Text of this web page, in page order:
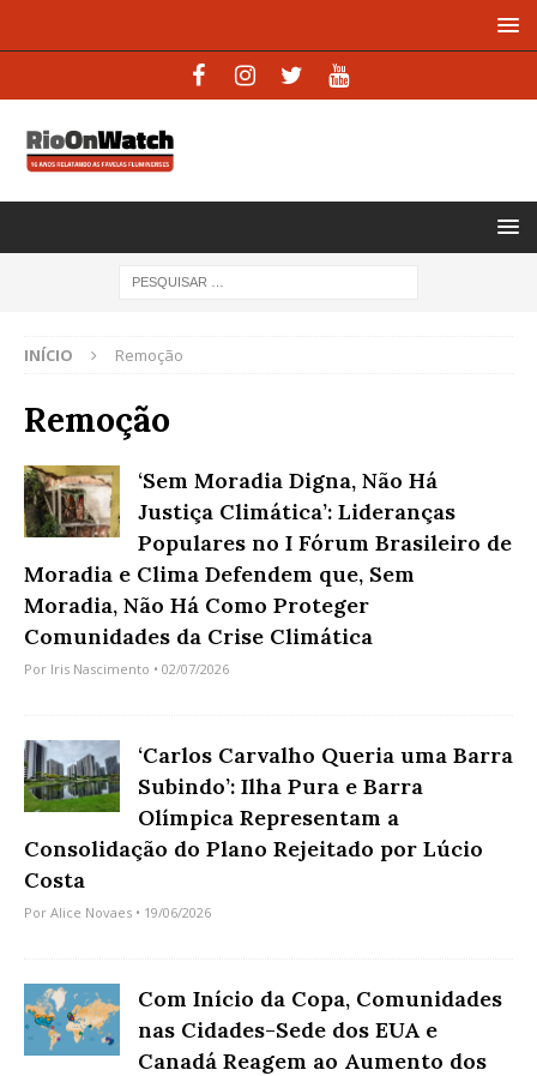
INÍCIO Remoção
Remoção
‘Sem Moradia Digna, Não Há
Justiça Climática’: Lideranças
Populares no I Fórum Brasileiro de
Moradia e Clima Defendem que, Sem
Moradia, Não Há Como Proteger
Comunidades da Crise Climática
Por Iris Nascimento • 02/07/2026
‘Carlos Carvalho Queria uma Barra
Subindo’: Ilha Pura e Barra
Olímpica Representam a
Consolidação do Plano Rejeitado por Lúcio
Costa
Por Alice Novaes • 19/06/2026
Com Início da Copa, Comunidades
nas Cidades-Sede dos EUA e
Canadá Reagem ao Aumento dos